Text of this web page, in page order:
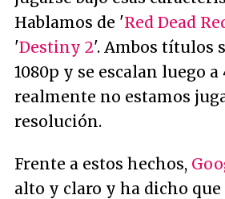
Hablamos de 'Red Dead
'Destiny 2'. Ambos títulos
1080p y se escalan luego
realmente no estamos
resolución.
Frente a estos hechos,
alto y claro y ha dicho que